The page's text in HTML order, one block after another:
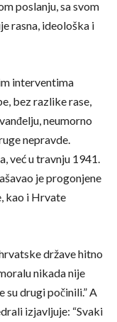
poslanju, sa svom
rasna, ideološka i
interventima
bez razlike rase,
neumorno
nepravde.
već u travnju 1941.
je progonjene
kao i Hrvate
države hitno
nikada nije
drugi počinili.” A
izjavljuje: “Svaki